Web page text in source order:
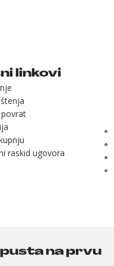
linkovi
raskid ugovora
na prvu